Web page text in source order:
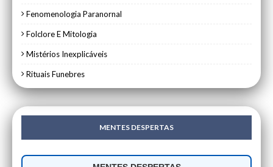
Fenomenologia Paranornal
Folclore E Mitologia
Mistérios Inexplicáveis
Rituais Funebres
MENTES DESPERTAS